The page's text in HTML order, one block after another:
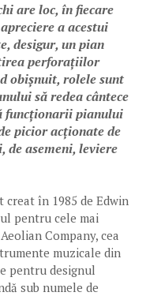
are loc, în fiecare
a acestui
desigur, un pian
perforațiilor
obișnuit, rolele sunt
să redea cântece
funcționarii pianului
picior acționate de
de asemeni, leviere
în 1985 de Edwin
pentru cele mai
Company, cea
muzicale din
pentru designul
sub numele de